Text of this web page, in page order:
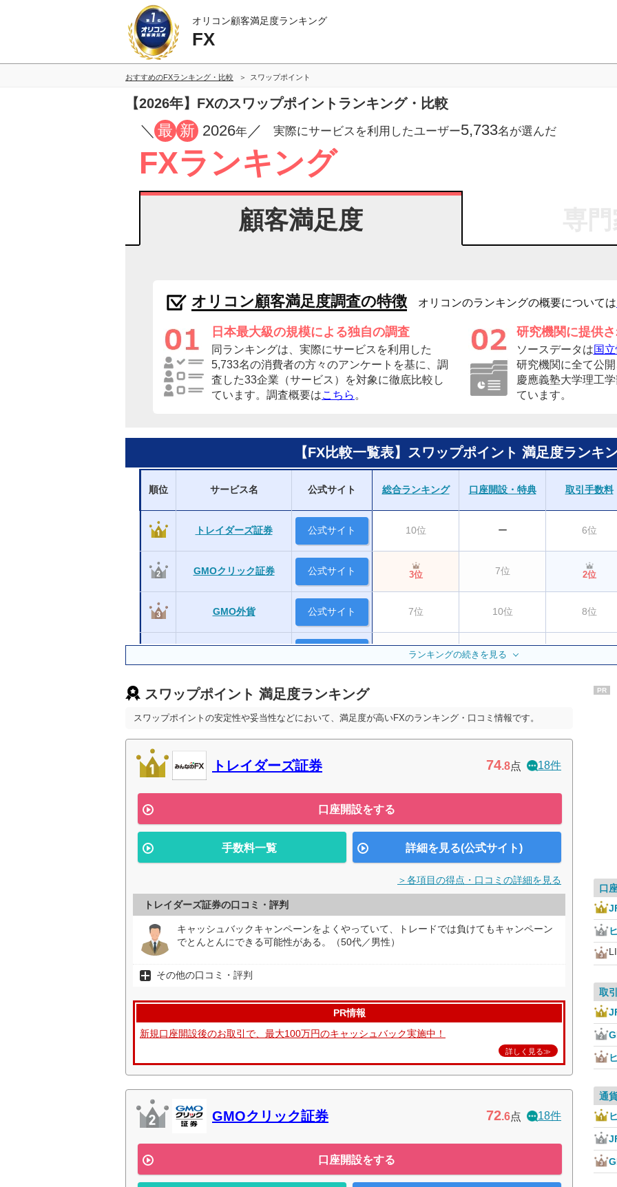
オリコン顧客満足度ランキング
FX
おすすめのFXランキング・比較 スワップポイント
【2026年】FXのスワップポイントランキング・比較
／ 最 新 2026年 ／ 実際にサービスを利用したユーザー5,733名が選んだ
FXランキング
顧客満足度
オリコン顧客満足度調査の特徴 オリコンのランキングの概要については
日本最大級の規模による独自の調査
同ランキングは、実際にサービスを利用した
5,733名の消費者の方々のアンケートを基に、調
査した33企業（サービス）を対象に徹底比較し
ています。調査概要はこちら 。
研究機関に提供
ソースデータは国
研究機関に全て公
慶應義塾大学理工学
ています。
【FX比較一覧表】スワップポイント 満足度ランキ
順位 サービス名 公式サイト 総合ランキング 口座開設・特典 取引手数料
トレイダーズ証券 公式サイト 10位 ー 6位
GMOクリック証券 公式サイト 3位 7位 2位
GMO外貨 公式サイト 7位 10位 8位
5位 8位
ヒロセ通商 公式サイト 3位
外為どっとコム 公式サイト
DMM.com証券 7位 5位
楽天証券 14位 ー ー
ランキングの続きを見る
スワップポイント 満足度ランキング
スワップポイントの安定性や妥当性などにおいて、満足度が高いFXのランキング・口コミ情報です。
トレイダーズ証券 74.8点 18件
口座開設をする
手数料一覧 詳細を見る(公式サイト)
＞各項目の得点・口コミの詳細を見る
トレイダーズ証券の口コミ・評判
キャッシュバックキャンペーンをよくやっていて、トレードでは負けてもキャンペーン
でとんとんにできる可能性がある。（50代／男性）
その他の口コミ・評判
PR情報
新規口座開設後のお取引で、最大100万円のキャッシュバック実施中！
詳しく見る≫
GMOクリック証券 72.6点 18件
口座開設をする
PR
口
取
通